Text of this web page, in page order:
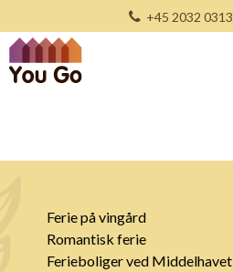
+45 2032 0313
Ferie på vingård
Romantisk ferie
Ferieboliger ved Middelhavet